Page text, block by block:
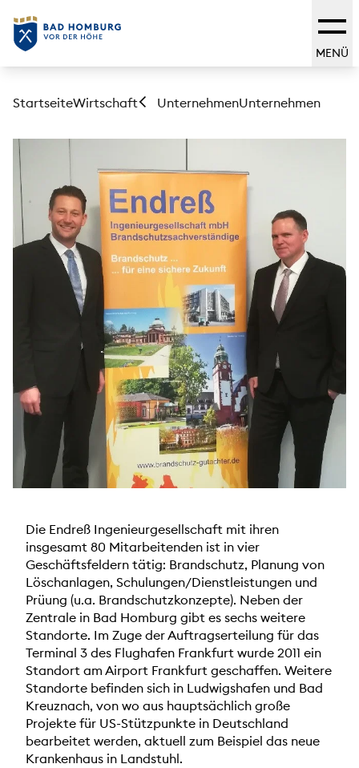
MENÜ
StartseiteWirtschaft UnternehmenUnternehmen
Die Endreß Ingenieurgesellschaft mit ihren
insgesamt 80 Mitarbeitenden ist in vier
Geschäftsfeldern tätig: Brandschutz, Planung von
Löschanlagen, Schulungen/Dienstleistungen und
Prüung (u.a. Brandschutzkonzepte). Neben der
Zentrale in Bad Homburg gibt es sechs weitere
Standorte. Im Zuge der Auftragserteilung für das
Terminal 3 des Flughafen Frankfurt wurde 2011 ein
Standort am Airport Frankfurt geschaffen. Weitere
Standorte befinden sich in Ludwigshafen und Bad
Kreuznach, von wo aus hauptsächlich große
Projekte für US-Stützpunkte in Deutschland
bearbeitet werden, aktuell zum Beispiel das neue
Krankenhaus in Landstuhl.